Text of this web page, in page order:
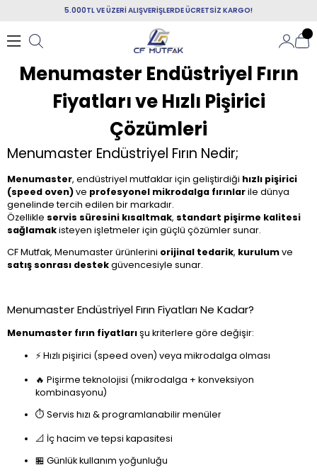
5.000TL VE ÜZERİ ALIŞVERİŞLERDE ÜCRETSİZ KARGO!
Menumaster Endüstriyel Fırın
Fiyatları ve Hızlı Pişirici
Çözümleri
Menumaster Endüstriyel Fırın Nedir;
Menumaster, endüstriyel mutfaklar için geliştirdiği hızlı pişirici
(speed oven)ve profesyonel mikrodalga fırınlarile dünya
genelinde tercih edilen bir markadır.
Özellikle servis süresini kısaltmak, standart pişirme kalitesi
sağlamakisteyen işletmeler için güçlü çözümler sunar.
CF Mutfak, Menumaster ürünlerini orijinal tedarik, kurulumve
satış sonrası destekgüvencesiyle sunar.
Menumaster Endüstriyel Fırın Fiyatları Ne Kadar?
Menumaster fırın fiyatlarışu kriterlere göre değişir:
⚡ Hızlı pişirici (speed oven) veya mikrodalga olması
🔥 Pişirme teknolojisi (mikrodalga + konveksiyon
kombinasyonu)
⏱️ Servis hızı & programlanabilir menüler
📐 İç hacim ve tepsi kapasitesi
🏪 Günlük kullanım yoğunluğu